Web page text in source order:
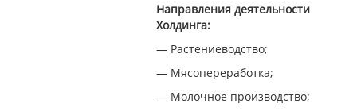
Направления деятельности
Холдинга:
— Растениеводство;
— Мясопереработка;
— Молочное производство;